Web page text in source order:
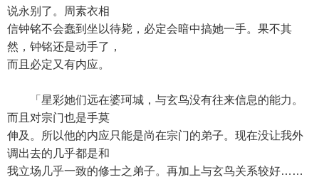
说永别了。周素衣相
信钟铭不会蠢到坐以待毙，必定会暗中搞她一手。果不其
然，钟铭还是动手了，
而且必定又有内应。
「星彩她们远在婆珂城，与玄鸟没有往来信息的能力。
而且对宗门也是手莫
伸及。所以他的内应只能是尚在宗门的弟子。现在没让我外
调出去的几乎都是和
我立场几乎一致的修士之弟子。再加上与玄鸟关系较好……